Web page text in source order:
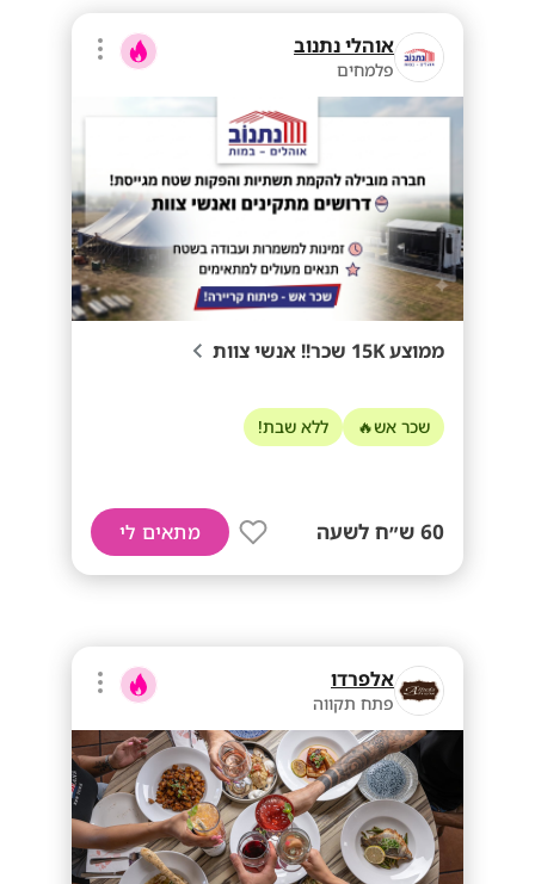
אוהלי נתנוב
פלמחים
ממוצע 15K שכר!! אנשי צוות
שכר אש🔥 ללא שבת!
60 ש״ח לשעה מתאים לי
אלפרדו
פתח תקווה